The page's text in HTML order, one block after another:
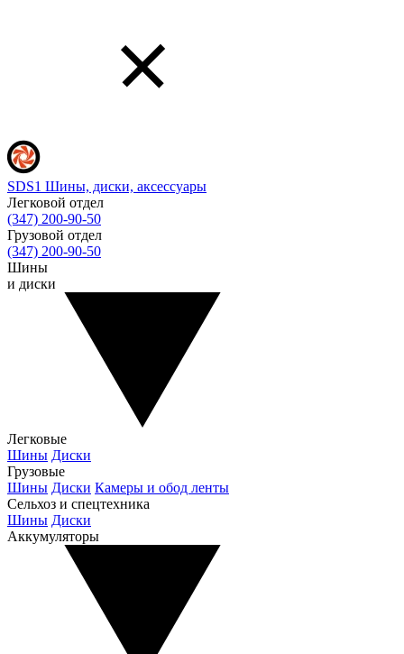
SDS1 Шины, диски, аксессуары
Легковой отдел
(347) 200-90-50
Грузовой отдел
(347) 200-90-50
Шины
и диски
Легковые
Шины Диски
Грузовые
Шины Диски Камеры и обод ленты
Сельхоз и спецтехника
Шины Диски
Аккумуляторы